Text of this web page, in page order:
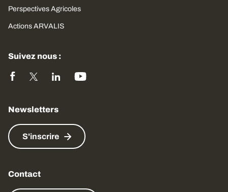
Perspectives Agricoles
Actions ARVALIS
Suivez nous :
Newsletters
S'inscrire
Contact